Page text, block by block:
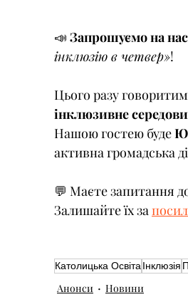
📣 Запрошуємо на
інклюзію в четвер»!
Цього разу
інклюзивне
Нашою гостею буде
активна громадська
💬 Маєте запитання
Залишайте їх за
Католицька Освіта Інклюзія
Анонси Новини